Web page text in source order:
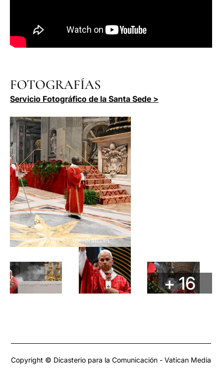
FOTOGRAFÍAS
Servicio Fotográfico de la Santa Sede >
+ 16
Copyright © Dicasterio para la Comunicación - Vatican Media